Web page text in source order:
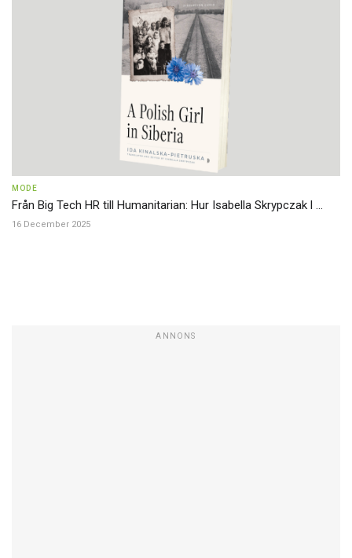
MODE
Från Big Tech HR till Humanitarian: Hur Isabella Skrypczak l ...
16 December 2025
ANNONS